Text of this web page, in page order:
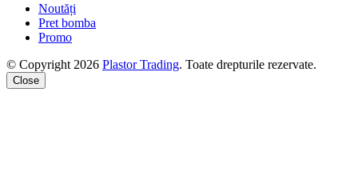
Noutăți
Pret bomba
Promo
© Copyright 2026 Plastor Trading. Toate drepturile rezervate.
Close